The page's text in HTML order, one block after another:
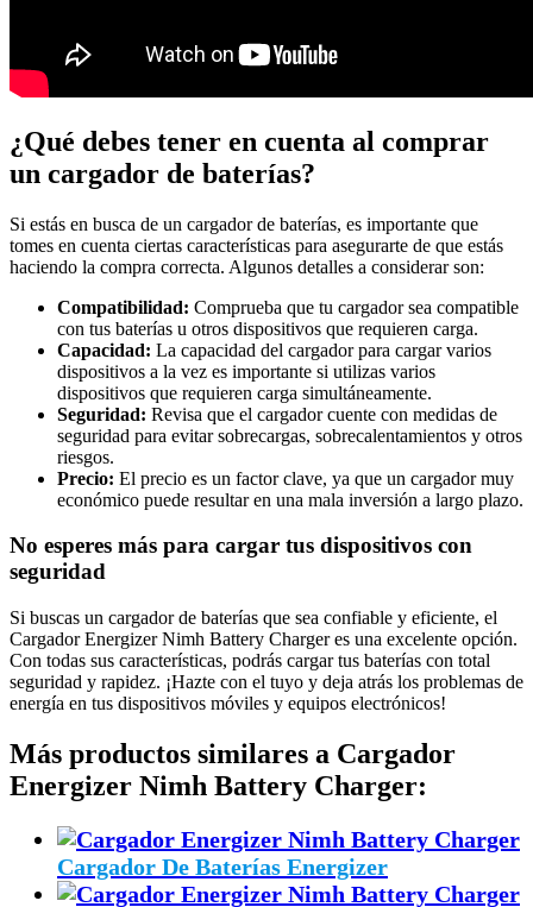
¿Qué debes tener en cuenta al comprar
un cargador de baterías?
Si estás en busca de un cargador de baterías, es importante que
tomes en cuenta ciertas características para asegurarte de que estás
haciendo la compra correcta. Algunos detalles a considerar son:
Compatibilidad: Comprueba que tu cargador sea compatible
con tus baterías u otros dispositivos que requieren carga.
Capacidad: La capacidad del cargador para cargar varios
dispositivos a la vez es importante si utilizas varios
dispositivos que requieren carga simultáneamente.
Seguridad: Revisa que el cargador cuente con medidas de
seguridad para evitar sobrecargas, sobrecalentamientos y otros
riesgos.
Precio: El precio es un factor clave, ya que un cargador muy
económico puede resultar en una mala inversión a largo plazo.
No esperes más para cargar tus dispositivos con
seguridad
Si buscas un cargador de baterías que sea confiable y eficiente, el
Cargador Energizer Nimh Battery Charger es una excelente opción.
Con todas sus características, podrás cargar tus baterías con total
seguridad y rapidez. ¡Hazte con el tuyo y deja atrás los problemas de
energía en tus dispositivos móviles y equipos electrónicos!
Más productos similares a Cargador
Energizer Nimh Battery Charger:
Cargador De Baterías Energizer